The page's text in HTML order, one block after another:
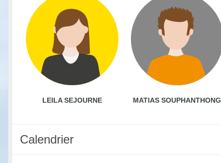
LEILA SEJOURNE MATIAS SOUPHANTHONG
Calendrier